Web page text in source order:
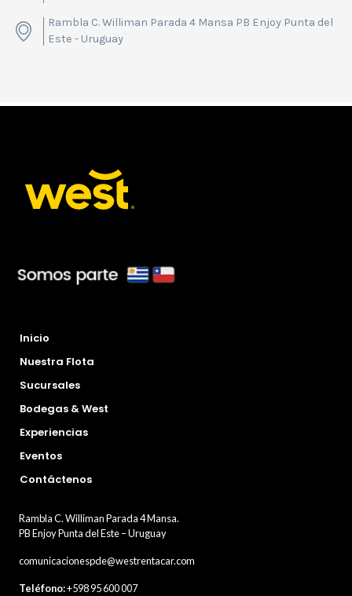
Rambla C. Williman Parada 4 Mansa PB Enjoy Punta del
Este - Uruguay
Inicio
Nuestra Flota
Sucursales
Bodegas & West
Experiencias
Eventos
Contáctenos
Rambla C. Williman Parada 4 Mansa.
PB Enjoy Punta del Este – Uruguay
comunicacionespde@westrentacar.com
Teléfono:+598 95 600 007